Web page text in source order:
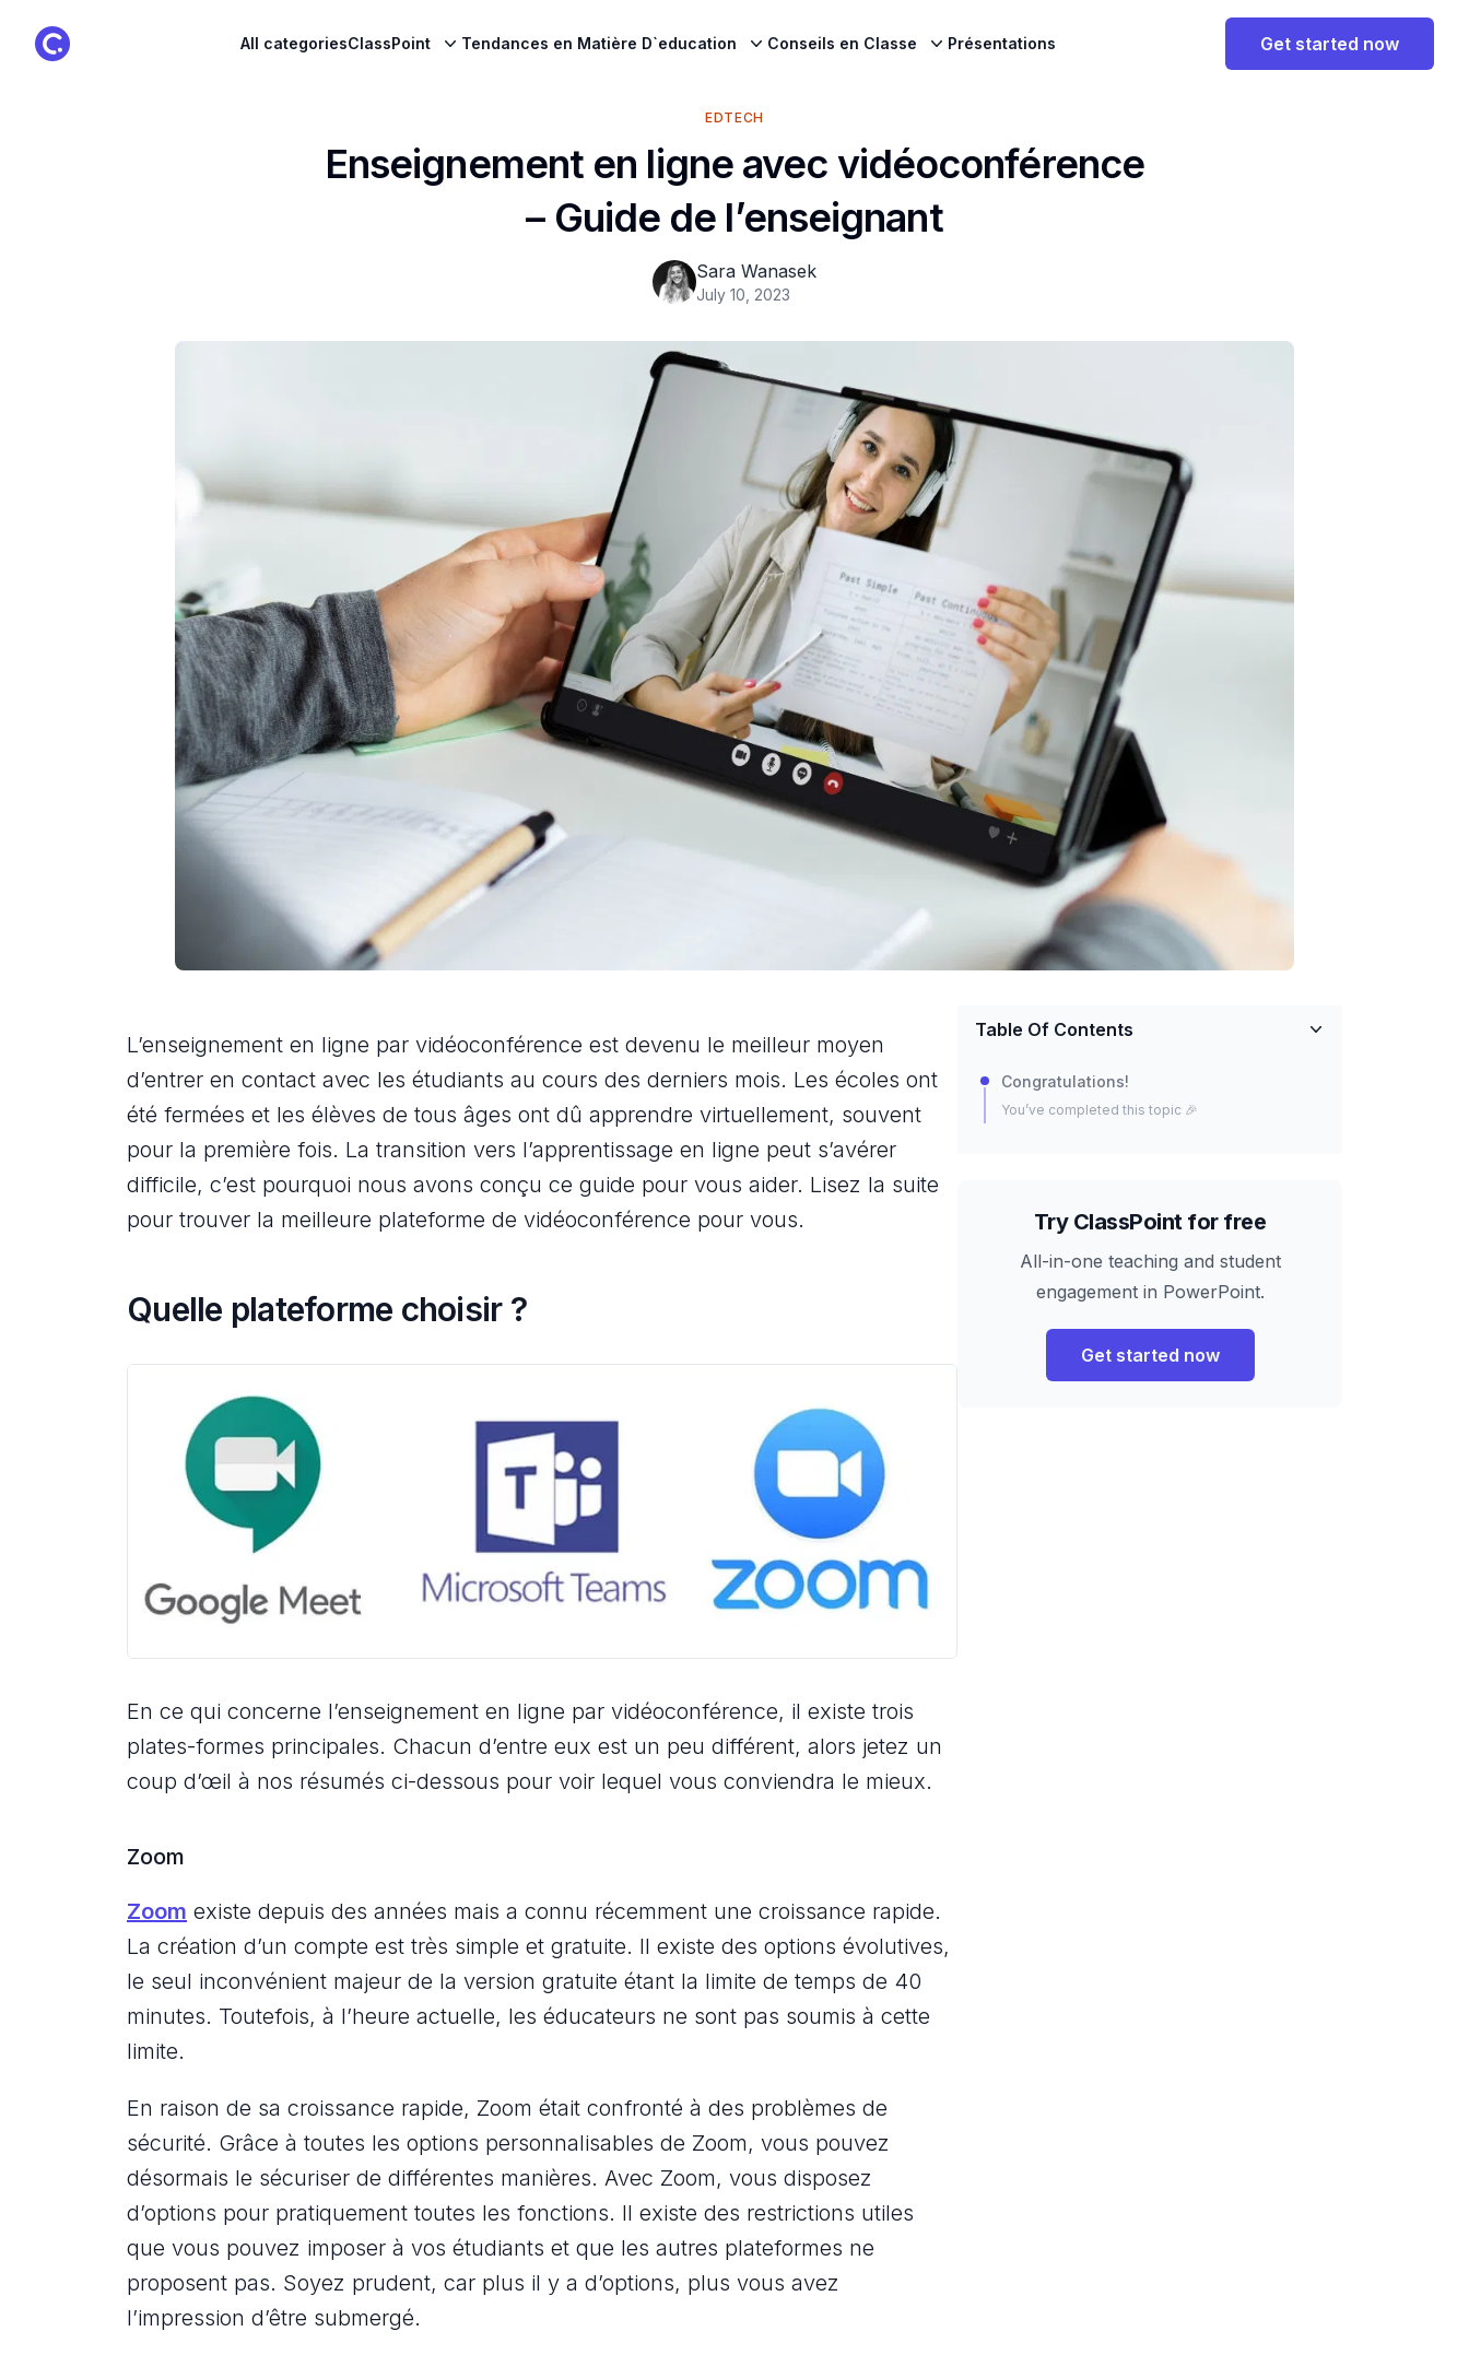
ClassPoint Logo All categoriesClassPoint Tendances en Matière D`education Conseils en Classe Présentations Get started now
EDTECH
Enseignement en ligne avec vidéoconférence
– Guide de l’enseignant
Sara Wanasek
July 10, 2023
L’enseignement en ligne par vidéoconférence est devenu le meilleur moyen
d’entrer en contact avec les étudiants au cours des derniers mois. Les écoles ont
été fermées et les élèves de tous âges ont dû apprendre virtuellement, souvent
pour la première fois. La transition vers l’apprentissage en ligne peut s’avérer
difficile, c’est pourquoi nous avons conçu ce guide pour vous aider. Lisez la suite
pour trouver la meilleure plateforme de vidéoconférence pour vous.
Quelle plateforme choisir ?
En ce qui concerne l’enseignement en ligne par vidéoconférence, il existe trois
plates-formes principales. Chacun d’entre eux est un peu différent, alors jetez un
coup d’œil à nos résumés ci-dessous pour voir lequel vous conviendra le mieux.
Zoom
Zoom existe depuis des années mais a connu récemment une croissance rapide.
La création d’un compte est très simple et gratuite. Il existe des options évolutives,
le seul inconvénient majeur de la version gratuite étant la limite de temps de 40
minutes. Toutefois, à l’heure actuelle, les éducateurs ne sont pas soumis à cette
limite.
En raison de sa croissance rapide, Zoom était confronté à des problèmes de
sécurité. Grâce à toutes les options personnalisables de Zoom, vous pouvez
désormais le sécuriser de différentes manières. Avec Zoom, vous disposez
d’options pour pratiquement toutes les fonctions. Il existe des restrictions utiles
que vous pouvez imposer à vos étudiants et que les autres plateformes ne
proposent pas. Soyez prudent, car plus il y a d’options, plus vous avez
l’impression d’être submergé.
Table Of Contents
Congratulations!
You’ve completed this topic 🎉
Try ClassPoint for free
All-in-one teaching and student
engagement in PowerPoint.
Get started now